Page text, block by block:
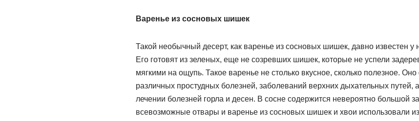
Варенье из сосновых шишек
Такой необычный десерт, как варенье из сосновых шишек, давно известен у
Его готовят из зеленых, еще не созревших шишек, которые не успели
мягкими на ощупь. Такое варенье не столько вкусное, сколько полезное.
различных простудных болезней, заболеваний верхних дыхательных путей,
лечении болезней горла и десен. В сосне содержится невероятно большой
всевозможные отвары и варенье из сосновых шишек и хвои использовали